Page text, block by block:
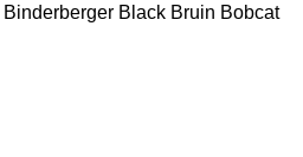
Binderberger Black Bruin Bobcat